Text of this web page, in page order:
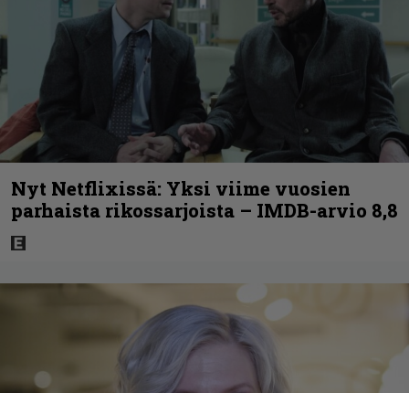
Nyt Netflixissä: Yksi viime vuosien
parhaista rikossarjoista – IMDB-arvio 8,8